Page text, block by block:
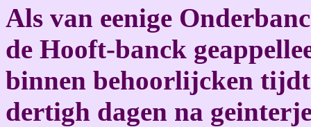
Als van eenige
de Hooft-banck
binnen behoorlijcken
dertigh dagen na